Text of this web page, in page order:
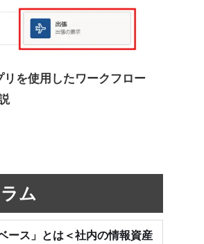
を使用したワークフロー
ム
ース」とは＜社内の情報資産